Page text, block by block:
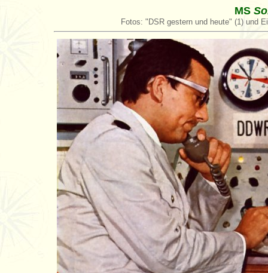
MS
Fotos: "DSR gestern und heute" (1) und